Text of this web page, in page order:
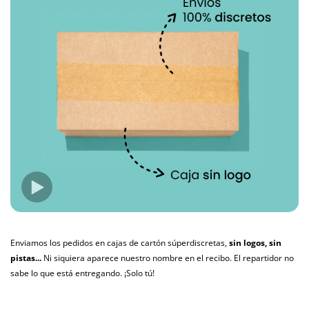
Enviamos los pedidos en cajas de cartón súperdiscretas,sin logos, sin
pistas... Ni siquiera aparece nuestro nombre en el recibo. El repartidor no
sabe lo que está entregando. ¡Solo tú!